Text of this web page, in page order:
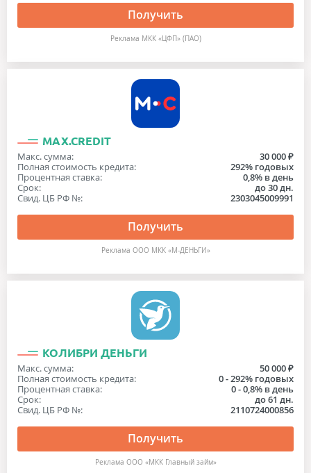
Получить
Реклама МКК «ЦФП» (ПАО)
MAX.CREDIT
Макс. сумма:
30 000 ₽
Полная стоимость кредита:
292% годовых
Процентная ставка:
0,8% в день
Срок:
до 30 дн.
Свид. ЦБ РФ №:
2303045009991
Получить
Реклама ООО МКК «М-ДЕНЬГИ»
КОЛИБРИ ДЕНЬГИ
Макс. сумма:
50 000 ₽
Полная стоимость кредита:
0 - 292% годовых
Процентная ставка:
0 - 0,8% в день
Срок:
до 61 дн.
Свид. ЦБ РФ №:
2110724000856
Получить
Реклама ООО «МКК Главный займ»